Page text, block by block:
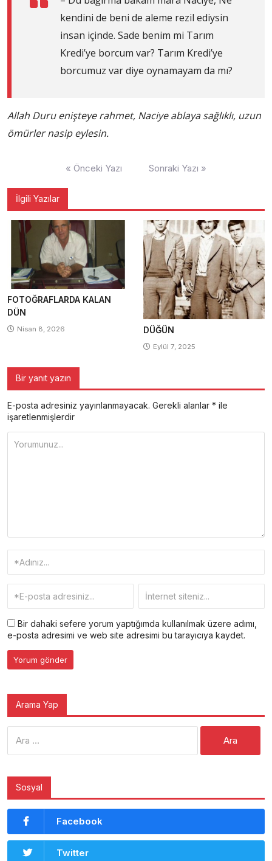
kendini de beni de aleme rezil ediysin
insan içinde. Sade benim mi Tarım
Kredi’ye borcum var? Tarım Kredi’ye
borcumuz var diye oynamayam da mı?
Allah Duru enişteye rahmet, Naciye ablaya sağlıklı, uzun
ömürler nasip eylesin.
« Önceki Yazı Sonraki Yazı »
İlgili Yazılar
FOTOĞRAFLARDA KALAN
DÜN
Nisan 8, 2026 DÜĞÜN
Eylül 7, 2025
Bir yanıt yazın
E-posta adresiniz yayınlanmayacak. Gerekli alanlar * ile
işaretlenmişlerdir
Bir dahaki sefere yorum yaptığımda kullanılmak üzere adımı,
e-posta adresimi ve web site adresimi bu tarayıcıya kaydet.
Arama Yap
Sosyal
Facebook
Twitter